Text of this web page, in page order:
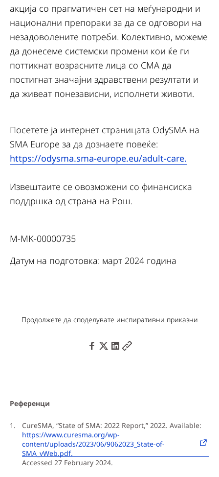
акција со прагматичен сет на меѓународни и
национални препораки за да се одговори на
незадоволените потреби. Колективно, можеме
да донесеме системски промени кои ќе ги
поттикнат возрасните лица со СМА да
постигнат значајни здравствени резултати и
да живеат понезависни, исполнети животи.
Посетете ја интернет страницата OdySMA на
SMA Europe за да дознаете повеќе:
https://odysma.sma-europe.eu/adult-care.
Извештаите се овозможени со финансиска
поддршка од страна на Рош.
M-MK-00000735
Датум на подготовка: март 2024 година
Продолжете да споделувате инспиративни приказни
Референци
CureSMA, “State of SMA: 2022 Report,” 2022. Available:
https://www.curesma.org/wp-
content/uploads/2023/06/9062023_State-of-
SMA_vWeb.pdf.
Accessed 27 February 2024.